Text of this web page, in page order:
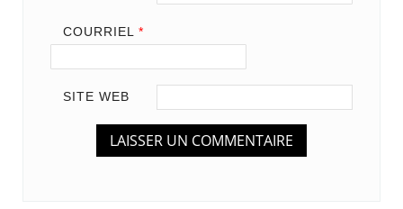
COURRIEL *
SITE WEB